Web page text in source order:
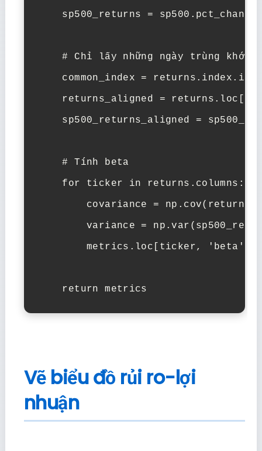
sp500_returns =
    # Chỉ lấy những ngày trùng khớp
common_index =
returns_aligned =
sp500_returns_aligned =
    # Tính beta
    for ticker in returns.columns:
covariance =
variance =
metrics.loc[ticker, 'beta']
    return metrics
Vẽ biểu đồ rủi ro-lợi
nhuận